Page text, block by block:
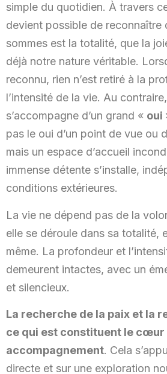
simple du quotidien. À travers
devient possible de reconnaître
sommes est la totalité, que la
déjà notre nature véritable.
reconnu, rien n’est retiré à la
l’intensité de la vie. Au
s’accompagne d’un grand « oui
pas le oui d’un point de vue ou
mais un espace d’accueil
immense détente s’installe,
conditions extérieures.
La vie ne dépend pas de la
elle se déroule dans sa totalité,
même. La profondeur et
demeurent intactes, avec un
et silencieux.
La recherche de la paix et la
ce qui est constituent le cœur
accompagnement. Cela
directe et sur une exploration